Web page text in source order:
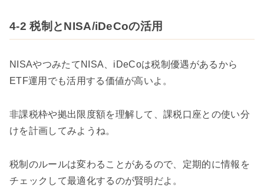
4-2 税制とNISA/iDeCoの活用
NISAやつみたてNISA、iDeCoは税制優遇があるから
ETF運用でも活用する価値が高いよ。
非課税枠や拠出限度額を理解して、課税口座との使い分
けを計画してみようね。
税制のルールは変わることがあるので、定期的に情報を
チェックして最適化するのが賢明だよ。